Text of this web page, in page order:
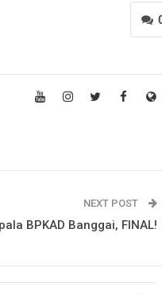
NEXT POST
BPKAD Banggai, FINAL!